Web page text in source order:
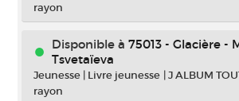
rayon
Disponible à 75013 - Glacière -
Tsvetaïeva
Jeunesse | Livre jeunesse |J ALBUM
rayon